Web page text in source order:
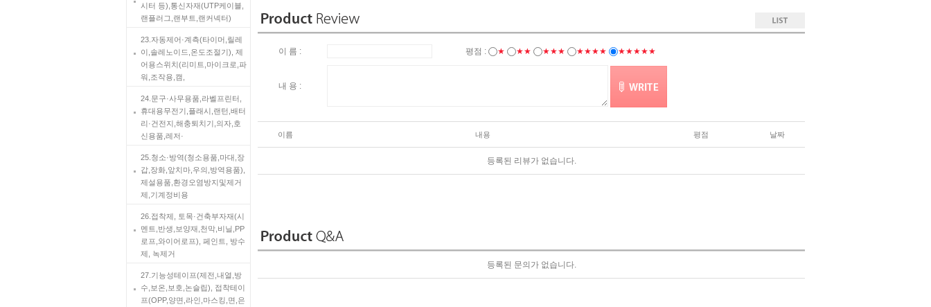
시터 등),통신자재(UTP케이블,
랜플러그,랜부트,랜커넥터)
23.자동제어·계측(타이머,릴레
이,솔레노이드,온도조절기), 제
어용스위치(리미트,마이크로,파
워,조작용,캠,
24.문구·사무용품,라벨프린터,
휴대용무전기,플래시,랜턴,배터
리·건전지,해충퇴치기,의자,호
신용품,레저·
25.청소·방역(청소용품,마대,장
갑,장화,앞치마,우의,방역용품),
제설용품,환경오염방지및제거
제,기계정비용
26.접착제, 토목·건축부자재(시
멘트,반생,보양재,천막,비닐,PP
로프,와이어로프), 페인트, 방수
제, 녹제거
27.기능성테이프(제전,내열,방
수,보온,보호,논슬립), 접착테이
프(OPP,양면,라인,마스킹,면,은
이 름 : 평점 : ★ ★★ ★★★ ★★★★ ★★★★★
내 용 :
이름 내용 평점 날짜
등록된 리뷰가 없습니다.
등록된 문의가 없습니다.